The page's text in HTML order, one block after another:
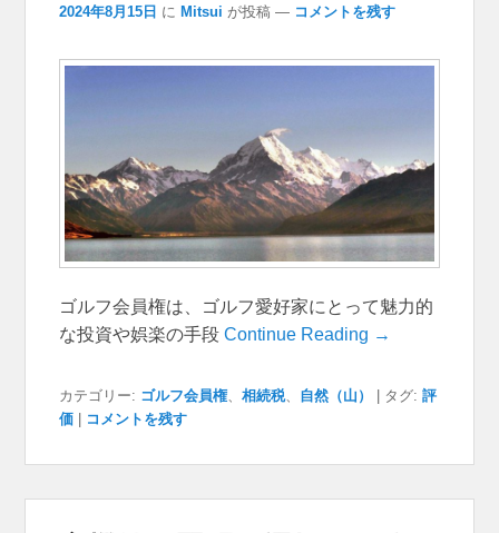
2024年8月15日 に Mitsui が投稿 — コメントを残す
ゴルフ会員権は、ゴルフ愛好家にとって魅力的
な投資や娯楽の手段Continue Reading →
カテゴリー: ゴルフ会員権、相続税、 自然（山） タグ: 評
価
コメントを残す